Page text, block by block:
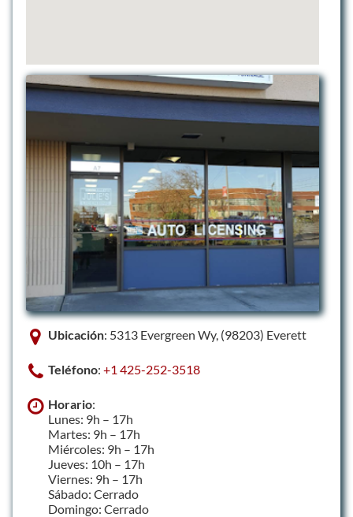
Ubicación: 5313 Evergreen Wy, (98203) Everett
Teléfono: +1 425-252-3518
Horario:
Lunes: 9h – 17h
Martes: 9h – 17h
Miércoles: 9h – 17h
Jueves: 10h – 17h
Viernes: 9h – 17h
Sábado: Cerrado
Domingo: Cerrado